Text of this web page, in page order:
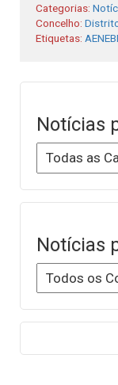
Categorias:
Concelho:
Etiquetas:
Notícias
Notícias